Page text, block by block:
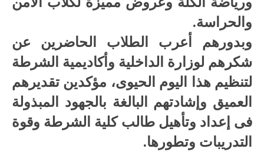
والحراسة.
وبدورهم أعرب الطلاب الحاضرين عن
شكرهم لوزارة الداخلية وأكاديمية الشرطة
لتنظيم هذا اليوم الحيوى، مؤكدين تقديرهم
العميق وإشادتهم البالغة بالجهود المبذولة
فى إعداد وتأهيل طالب كلية الشرطة وقوة
التدريبات وتطورها.